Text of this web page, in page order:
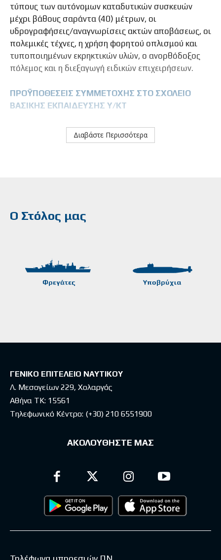
τύπους των αυτόνομων καταδυτικών συσκευών
μέχρι βάθους σαράντα (40) μέτρων, οι
υδρογραφήσεις/αναγνωρίσεις ακτών αποβάσεως, οι
πολεμικές τέχνες, η χρήση φορητού οπλισμού και
τυποποιημένων εκρηκτικών υλών, ο ανορθόδοξος
πόλεμος και η διεξαγωγή ειδικών επιχειρήσεων.
ΠΡΟΫΠΟΘΕΣΕΙΣ ΣΥΜΜΕΤΟΧΗΣ ΣΤΟ ΣΧΟΛΕΙΟ
ΒΑΣΙΚΗΣ ΕΚΠΑΙΔΕΥΣΗΣ Υ/ΚΤ
Διαβάστε Περισσότερα
Ο Στόλος μας
ΓΕΝΙΚΟ ΕΠΙΤΕΛΕΙΟ ΝΑΥΤΙΚΟΥ
Λ. Μεσογείων 229, Χολαργός
Αθήνα ΤΚ: 15561
Τηλεφωνικό Κέντρο: (+30) 210 6551900
ΑΚΟΛΟΥΘΗΣΤΕ ΜΑΣ